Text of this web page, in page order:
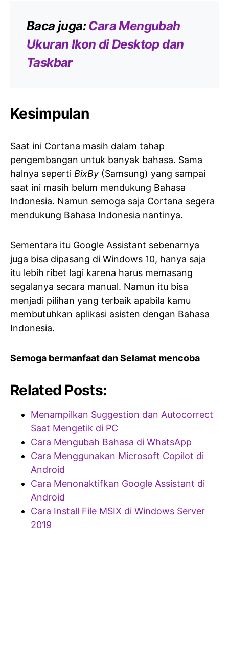
Baca juga:Cara Mengubah
Ukuran Ikon di Desktop dan
Taskbar
Kesimpulan
Saat ini Cortana masih dalam tahap
pengembangan untuk banyak bahasa. Sama
halnya seperti BixBy (Samsung) yang sampai
saat ini masih belum mendukung Bahasa
Indonesia. Namun semoga saja Cortana segera
mendukung Bahasa Indonesia nantinya.
Sementara itu Google Assistant sebenarnya
juga bisa dipasang di Windows 10, hanya saja
itu lebih ribet lagi karena harus memasang
segalanya secara manual. Namun itu bisa
menjadi pilihan yang terbaik apabila kamu
membutuhkan aplikasi asisten dengan Bahasa
Indonesia.
Semoga bermanfaat dan Selamat mencoba
Related Posts:
Menampilkan Suggestion dan Autocorrect
Saat Mengetik di PC
Cara Mengubah Bahasa di WhatsApp
Cara Menggunakan Microsoft Copilot di
Android
Cara Menonaktifkan Google Assistant di
Android
Cara Install File MSIX di Windows Server
2019